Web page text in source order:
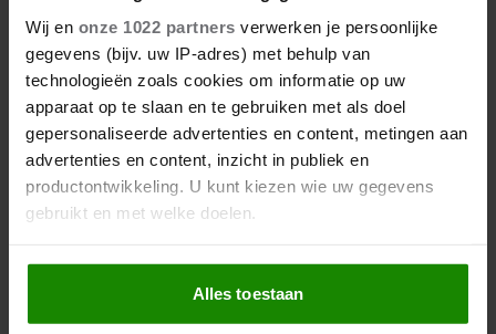
Wij en onze 1022 partners verwerken je persoonlijke
gegevens (bijv. uw IP-adres) met behulp van
technologieën zoals cookies om informatie op uw
apparaat op te slaan en te gebruiken met als doel
gepersonaliseerde advertenties en content, metingen aan
advertenties en content, inzicht in publiek en
productontwikkeling. U kunt kiezen wie uw gegevens
gebruikt en met welke doelen.
Als u het toestaat, willen we ook graag:
Informatie verzamelen over uw geografische
locatie, die tot een paar meter nauwkeurig kan zijn
Alles toestaan